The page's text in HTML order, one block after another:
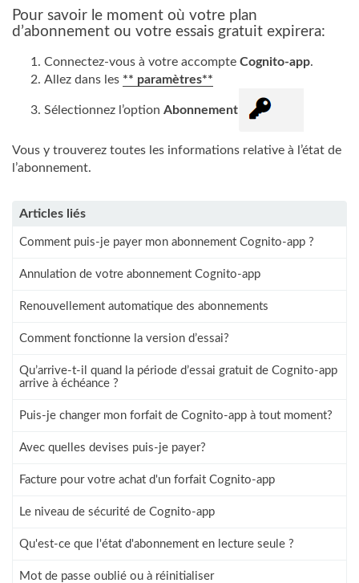
Pour savoir le moment où votre plan
d’abonnement ou votre essais gratuit expirera:
Connectez-vous à votre accompte Cognito-app.
Allez dans les ** paramètres**
Sélectionnez l’option Abonnement
Vous y trouverez toutes les informations relative à l’état de
l’abonnement.
Articles liés
Comment puis-je payer mon abonnement Cognito-app ?
Annulation de votre abonnement Cognito-app
Renouvellement automatique des abonnements
Comment fonctionne la version d’essai?
Qu’arrive-t-il quand la période d’essai gratuit de Cognito-app
arrive à échéance ?
Puis-je changer mon forfait de Cognito-app à tout moment?
Avec quelles devises puis-je payer?
Facture pour votre achat d'un forfait Cognito-app
Le niveau de sécurité de Cognito-app
Qu'est-ce que l'état d'abonnement en lecture seule ?
Mot de passe oublié ou à réinitialiser